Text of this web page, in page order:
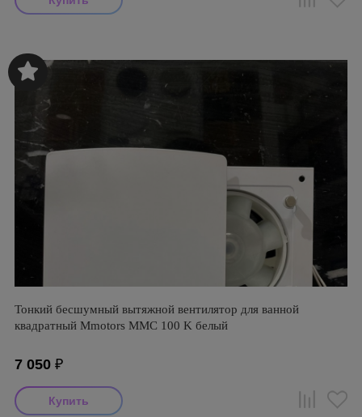
Тонкий бесшумный вытяжной вентилятор для ванной
квадратный Mmotors ММC 100 K белый
7 050 ₽